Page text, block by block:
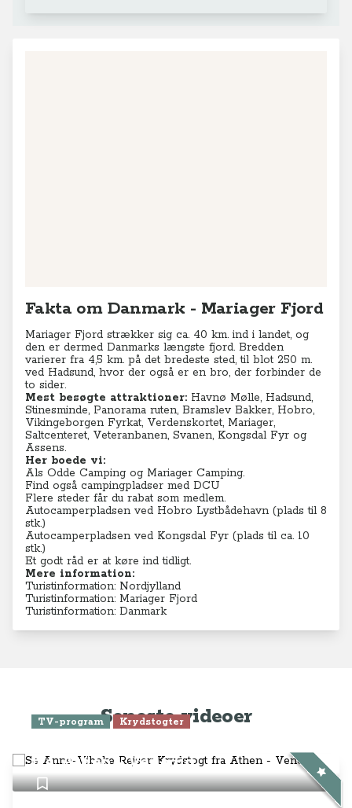
Fakta om Danmark - Mariager Fjord
Mariager Fjord strækker sig ca. 40 km. ind i landet, og
den er dermed Danmarks længste fjord. Bredden
varierer fra 4,5 km. på det bredeste sted, til blot 250 m.
ved Hadsund, hvor der også er en bro, der forbinder de
to sider.
Mest besøgte attraktioner: Havnø Mølle, Hadsund,
Stinesminde, Panorama ruten, Bramslev Bakker, Hobro,
Vikingeborgen Fyrkat, Verdenskortet, Mariager,
Saltcenteret, Veteranbanen, Svanen, Kongsdal Fyr og
Assens.
Her boede vi:
Als Odde Camping og Mariager Camping.
Find også campingpladser med DCU
Flere steder får du rabat som medlem.
Autocamperpladsen ved Hobro Lystbådehavn (plads til 8
stk.)
Autocamperpladsen ved Kongsdal Fyr (plads til ca. 10
stk.)
Et godt råd er at køre ind tidligt.
Mere information:
Turistinformation: Nordjylland
Turistinformation: Mariager Fjord
Turistinformation: Danmark
Seneste videoer
TV-program Krydstogter
fra Athen - Venedig